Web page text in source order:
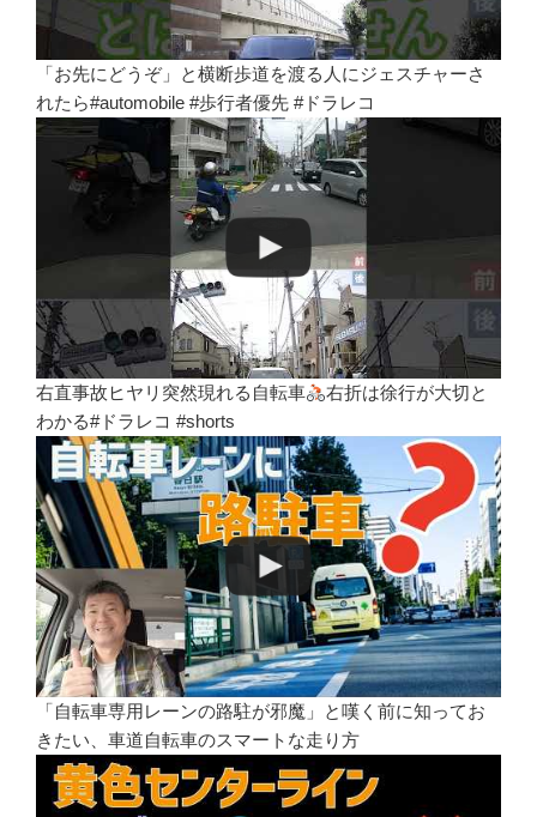
「お先にどうぞ」と横断歩道を渡る人にジェスチャーさ
れたら#automobile #歩行者優先 #ドラレコ
右直事故ヒヤリ突然現れる自転車
右折は徐行が大切と
わかる#ドラレコ #shorts
「自転車専用レーンの路駐が邪魔」と嘆く前に知ってお
きたい、車道自転車のスマートな走り方